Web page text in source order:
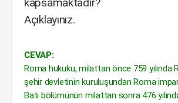
Açıklayınız.
CEVAP:
Roma hukuku, milattan önce 759 yılında
şehir devletinin kuruluşundan Roma
Batı bölümünün milattan sonra 476